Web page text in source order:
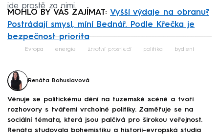
jde prostě za nimi.
MOHLO BY VÁS ZAJÍMAT: Vyšší výdaje na obranu?
Postrádají smysl, míní Bednář. Podle Křečka je
bezpečnost priorita
Failed to fetch
Evropa energie životní prostředí politika bydlení
Renáta Bohuslavová
Věnuje se politickému dění na tuzemské scéně a tvoří
rozhovory s tvářemi vrcholné politiky. Zaměřuje se na
sociální témata, která jsou palčivá pro širokou veřejnost.
Renáta studovala bohemistiku a historii-evropská studia